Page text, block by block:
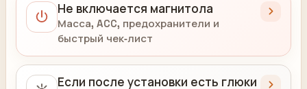
Не включается магнитола
Масса, ACC, предохранители и
быстрый чек‑лист
Если после установки есть глюки